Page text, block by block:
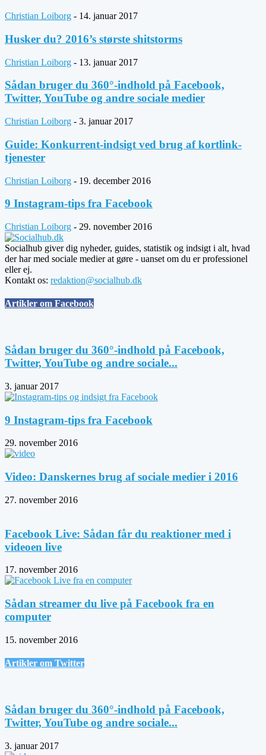
Christian Loiborg - 14. januar 2017
Husker du? 2016’s største shitstorms
Christian Loiborg - 13. januar 2017
Sådan bruger du 360°-indhold på Facebook,
Twitter, YouTube og andre sociale medier
Christian Loiborg - 3. januar 2017
Guide: Konkurrent-indsigt ved brug af kortlink-
tjenester
Christian Loiborg - 19. december 2016
9 Instagram-tips fra Facebook
Christian Loiborg - 29. november 2016
Socialhub giver dig nyheder, guides, statistik og indsigt i alt, hvad
der har med sociale medier at gøre - uanset om du er professionel
eller ej.
Kontakt os: redaktion@socialhub.dk
Artikler om Facebook
Sådan bruger du 360°-indhold på Facebook,
Twitter, YouTube og andre sociale...
3. januar 2017
9 Instagram-tips fra Facebook
29. november 2016
Video: Danskernes brug af sociale medier i 2016
27. november 2016
Facebook Live: Sådan får du reaktioner med i
videoen live
17. november 2016
Sådan streamer du live på Facebook fra en
computer
15. november 2016
Artikler om Twitter
Sådan bruger du 360°-indhold på Facebook,
Twitter, YouTube og andre sociale...
3. januar 2017